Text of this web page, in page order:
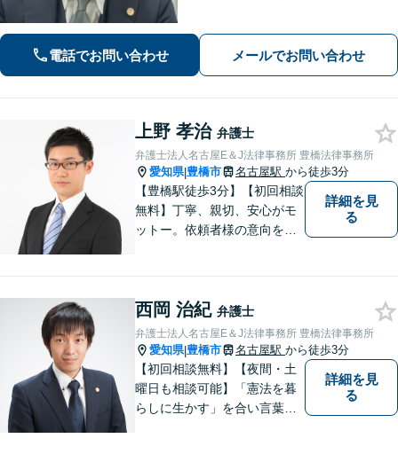
います。完全個室
電話でお問い合わせ メールでお問い合わせ
上野 孝治 弁護士
弁護士法人名古屋E＆J法律事務所 豊橋法律事務所
愛知県|豊橋市 名古屋駅 から徒歩3分
【豊橋駅徒歩3分】【初回相談
無料】丁寧、親切、安心がモ
ットー。依頼者様の意向を深
を明るい未来へと導きます。
まずは無料相談をご利用くだ
さい。
詳細を見
る
西岡 治紀 弁護士
弁護士法人名古屋E＆J法律事務所 豊橋法律事務所
愛知県|豊橋市 名古屋駅 から徒歩3分
【初回相談無料】【夜間・土
曜日も相談可能】「憲法を暮
らしに生かす」を合い言葉
詳細を見
る